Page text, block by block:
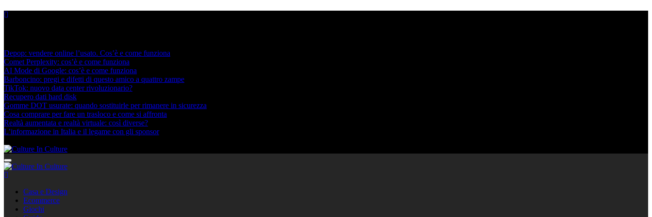
Skip
Depop: vendere online l’usato. Cos’è e come funziona
Comet Perplexity: cos’è e come funziona
AI Mode di Google: cos’è e come funziona
Barboncino: pregi e difetti di questo amico a quattro zampe
TikTok: nuovo data center rivoluzionario?
Recupero dati hard disk
Gomme DOT usurate: quando sostituirle per rimanere in sicurezza
Cosa comprare per fare un trasloco e come si affronta
Realtà aumentata e realtà virtuale: così diverse?
L’informazione in Italia e il legame con gli sponsor
Culture In Culture
Culture In Culture
Casa e Design
Ecommerce
Giochi